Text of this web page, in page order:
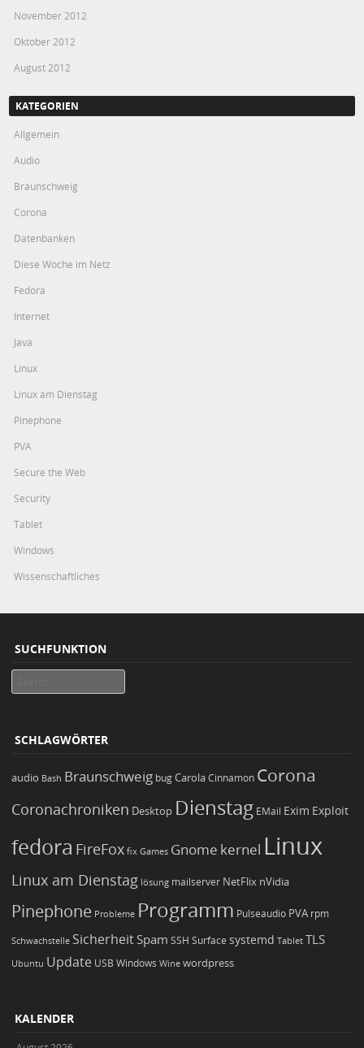
November 2012
Oktober 2012
August 2012
KATEGORIEN
Allgemein
Audio
Braunschweig
Corona
Datenbanken
Diese Woche im Netz
Fedora
Internet
Java
Linux
Linux am Dienstag
Pinephone
PVA
Secure the Web
Security
Tablet
Windows
Wissenschaftliches
SUCHFUNKTION
SCHLAGWÖRTER
audio Bash Braunschweig bugCarola Cinnamon Corona
Coronachroniken Desktop Dienstag EMail Exim Exploit
fedora FireFox fix Games Gnome kernel Linux
Linux am Dienstag lösung mailserver NetFlix nVidia
Pinephone Probleme Programm Pulseaudio PVA rpm
Schwachstelle Sicherheit Spam SSH Surface systemd Tablet TLS
Ubuntu Update USB Windows Wine wordpress
KALENDER